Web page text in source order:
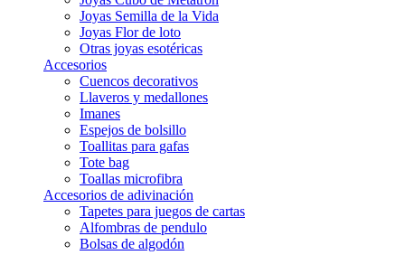
Joyas Semilla de la Vida
Joyas Flor de loto
Otras joyas esotéricas
Accesorios
Cuencos decorativos
Llaveros y medallones
Imanes
Espejos de bolsillo
Toallitas para gafas
Tote bag
Toallas microfibra
Accesorios de adivinación
Tapetes para juegos de cartas
Alfombras de pendulo
Bolsas de algodón